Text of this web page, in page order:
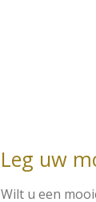
Leg uw
Wilt u een